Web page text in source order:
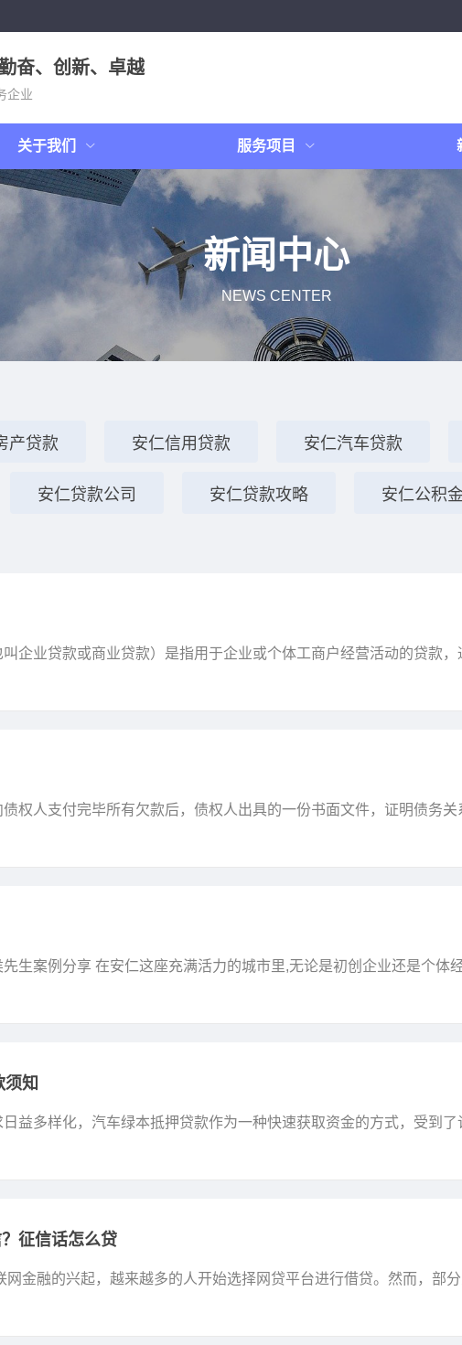
奋、创新、卓越
企业
关于我们 服务项目
新闻中心
NEWS CENTER
产贷款 安仁信用贷款 安仁汽车贷款
安仁贷款公司 安仁贷款攻略 安仁公积
企业贷款或商业贷款）是指用于企业或个体工商户经营活动的贷款，
权人支付完毕所有欠款后，债权人出具的一份书面文件，证明债务关
生案例分享 在安仁这座充满活力的城市里,无论是初创企业还是个体
知
益多样化，汽车绿本抵押贷款作为一种快速获取资金的方式，受到了
征信话怎么贷
金融的兴起，越来越多的人开始选择网贷平台进行借贷。然而，部